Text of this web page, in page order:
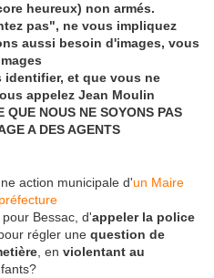
heureux) non armés.
pas", ne vous impliquez
aussi besoin d'images, vous
identifier, et que vous ne
appelez Jean Moulin
NOUS NE SOYONS PAS
A DES AGENTS
action municipale d'un Maire
Bessac, d'appeler la police
pour régler une question de
, en violentant au